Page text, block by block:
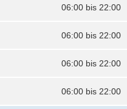
06:00 bis 22:00
06:00 bis 22:00
06:00 bis 22:00
06:00 bis 22:00